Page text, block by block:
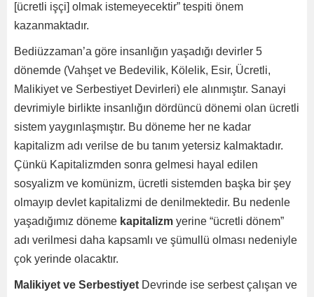
[ücretli işçi] olmak istemeyecektir” tespiti önem
kazanmaktadır.
Bediüzzaman’a göre insanlığın yaşadığı devirler 5
dönemde (Vahşet ve Bedevilik, Kölelik, Esir, Ücretli,
Malikiyet ve Serbestiyet Devirleri) ele alınmıştır. Sanayi
devrimiyle birlikte insanlığın dördüncü dönemi olan ücretli
sistem yaygınlaşmıştır. Bu döneme her ne kadar
kapitalizm adı verilse de bu tanım yetersiz kalmaktadır.
Çünkü Kapitalizmden sonra gelmesi hayal edilen
sosyalizm ve komünizm, ücretli sistemden başka bir şey
olmayıp devlet kapitalizmi de denilmektedir. Bu nedenle
yaşadığımız döneme kapitalizm yerine “ücretli dönem”
adı verilmesi daha kapsamlı ve şümullü olması nedeniyle
çok yerinde olacaktır.
Malikiyet ve Serbestiyet Devrinde ise serbest çalışan ve